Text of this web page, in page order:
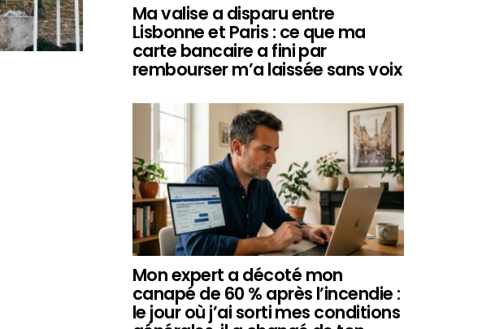
Ma valise a disparu entre
Lisbonne et Paris : ce que ma
carte bancaire a fini par
rembourser m’a laissée sans voix
Mon expert a décoté mon
canapé de 60 % après l’incendie :
le jour où j’ai sorti mes conditions